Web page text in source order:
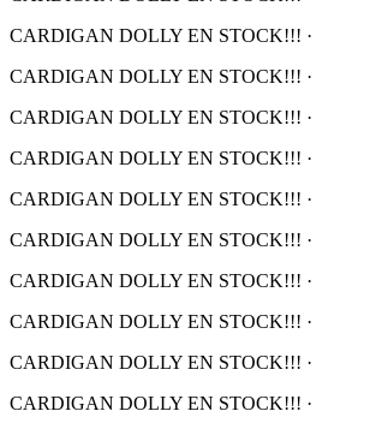
CARDIGAN DOLLY EN STOCK!!! ·
CARDIGAN DOLLY EN STOCK!!! ·
CARDIGAN DOLLY EN STOCK!!! ·
CARDIGAN DOLLY EN STOCK!!! ·
CARDIGAN DOLLY EN STOCK!!! ·
CARDIGAN DOLLY EN STOCK!!! ·
CARDIGAN DOLLY EN STOCK!!! ·
CARDIGAN DOLLY EN STOCK!!! ·
CARDIGAN DOLLY EN STOCK!!! ·
CARDIGAN DOLLY EN STOCK!!! ·